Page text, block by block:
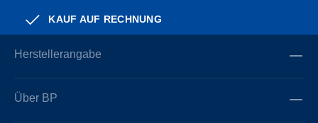
KAUF AUF RECHNUNG
Herstellerangabe
Über BP